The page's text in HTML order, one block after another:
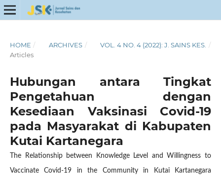
HOME / ARCHIVES / VOL. 4 NO. 4 (2022): J. SAINS KES. /
Articles
Hubungan antara Tingkat
Pengetahuan dengan
Kesediaan Vaksinasi Covid-19
pada Masyarakat di Kabupaten
Kutai Kartanegara
The Relationship between Knowledge Level and Willingness to
Vaccinate Covid-19 in the Community in Kutai Kartanegara